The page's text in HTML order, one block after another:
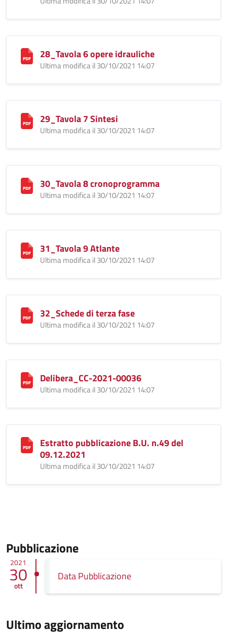
28_Tavola 6 opere idrauliche
Ultima modifica il 30/10/2021 14:07
29_Tavola 7 Sintesi
Ultima modifica il 30/10/2021 14:07
30_Tavola 8 cronoprogramma
Ultima modifica il 30/10/2021 14:07
31_Tavola 9 Atlante
Ultima modifica il 30/10/2021 14:07
32_Schede di terza fase
Ultima modifica il 30/10/2021 14:07
Delibera_CC-2021-00036
Ultima modifica il 30/10/2021 14:07
Estratto pubblicazione B.U. n.49 del
09.12.2021
Ultima modifica il 30/10/2021 14:07
Pubblicazione
2021
30
ott
Data Pubblicazione
Ultimo aggiornamento